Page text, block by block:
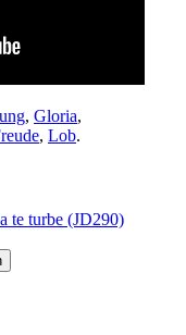
, Gloria,
, Lob.
te turbe (JD290)